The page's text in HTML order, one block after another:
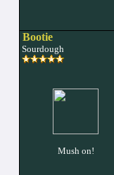
Bootie
Sourdough
Mush on!